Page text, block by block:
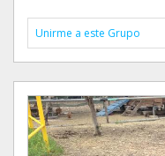
Unirme a este Grupo